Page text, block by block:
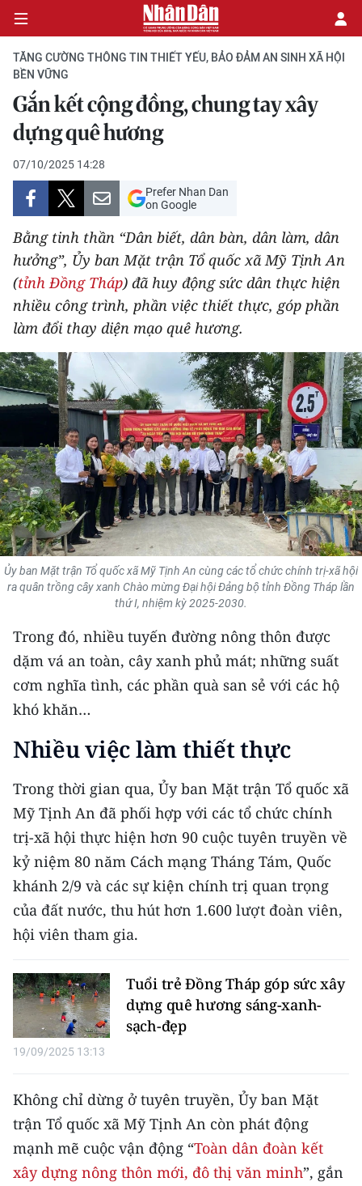
CHÍNH TRỊ
KINH TẾ
VĂN HÓA
XÃ HỘI
PHÁP LUẬT
DU LỊCH
THỂ THAO
GIÁO DỤC
Y TẾ
KHOA HỌC - CÔNG NGHỆ
MÔI TRƯỜNG
BẠN ĐỌC
TRI THỨC CHUYÊN SÂU
54 DÂN TỘC VIỆT NAM
MỘT SẢN PHẨM
RADIO
MEDIA CENTER
E-Magazine
Video
Media Kinh tế
Media Văn hóa
Media Xã hội
Media Pháp luật
Media Du lịch
Media Thế giới
TĂNG CƯỜNG THÔNG TIN THIẾT YẾU, BẢO ĐẢM AN SINH XÃ HỘI
BỀN VỮNG
Gắn kết cộng đồng, chung tay xây
dựng quê hương
07/10/2025 14:28
Prefer Nhan Dan
on Google
Bằng tinh thần “Dân biết, dân bàn, dân làm, dân
hưởng”, Ủy ban Mặt trận Tổ quốc xã Mỹ Tịnh An
(tỉnh Đồng Tháp) đã huy động sức dân thực hiện
nhiều công trình, phần việc thiết thực, góp phần
làm đổi thay diện mạo quê hương.
Ủy ban Mặt trận Tổ quốc xã Mỹ Tịnh An cùng các tổ chức chính trị-xã hội
ra quân trồng cây xanh Chào mừng Đại hội Đảng bộ tỉnh Đồng Tháp lần
thứ I, nhiệm kỳ 2025-2030.
Trong đó, nhiều tuyến đường nông thôn được
dặm vá an toàn, cây xanh phủ mát; những suất
cơm nghĩa tình, các phần quà san sẻ với các hộ
khó khăn…
Nhiều việc làm thiết thực
Trong thời gian qua, Ủy ban Mặt trận Tổ quốc xã
Mỹ Tịnh An đã phối hợp với các tổ chức chính
trị-xã hội thực hiện hơn 90 cuộc tuyên truyền về
kỷ niệm 80 năm Cách mạng Tháng Tám, Quốc
khánh 2/9 và các sự kiện chính trị quan trọng
của đất nước, thu hút hơn 1.600 lượt đoàn viên,
hội viên tham gia.
Tuổi trẻ Đồng Tháp góp sức xây
dựng quê hương sáng-xanh-
sạch-đẹp
19/09/2025 13:13
Không chỉ dừng ở tuyên truyền, Ủy ban Mặt
trận Tổ quốc xã Mỹ Tịnh An còn phát động
mạnh mẽ cuộc vận động “Toàn dân đoàn kết
xây dựng nông thôn mới, đô thị văn minh”, gắn